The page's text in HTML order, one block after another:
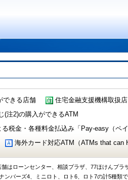
できる店舗 住宅金融支援機構取扱店
(注2)の購入ができるATM
税金・各種料金払込み「Pay-easy（ペ
海外カード対応ATM（ATMs that can
はローンセンター、相談プラザ、77ほけんプラ
ンバーズ4、ミニロト、ロト6、ロト7の計5種類で